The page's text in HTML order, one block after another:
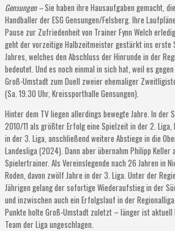
Gensungen –Sie haben ihre Hausaufgaben gemacht, die
Handballer der ESG Gensungen/Felsberg. Ihre
Pause zur Zufriedenheit von Trainer Fynn Welch
geht der vorzeitige Halbzeitmeister gestärkt ins erste
Jahres, welches den Abschluss der Hinrunde in der
bedeutet. Und es noch einmal in sich hat, weil es
Groß-Umstadt zum Duell zweier ehemaliger
(Sa. 19.30 Uhr, Kreissporthalle Gensungen).
Hinter dem TV liegen allerdings bewegte Jahre. In der
2010/11 als größter Erfolg eine Spielzeit in der 2. Liga,
in der 3. Liga, anschließend weitere Abstiege in die
Landesliga (2024). Dann aber übernahm Philipp Keller
Spielertrainer. Als Vereinslegende nach 26 Jahren in
Roden, davon zwölf Jahre in der 3. Liga. Unter der
Jährigen gelang der sofortige Wiederaufstieg in der
und inzwischen auch ein Erfolgslauf in der
Punkte holte Groß-Umstadt zuletzt – länger ist aktuell
Team der Liga ungeschlagen.